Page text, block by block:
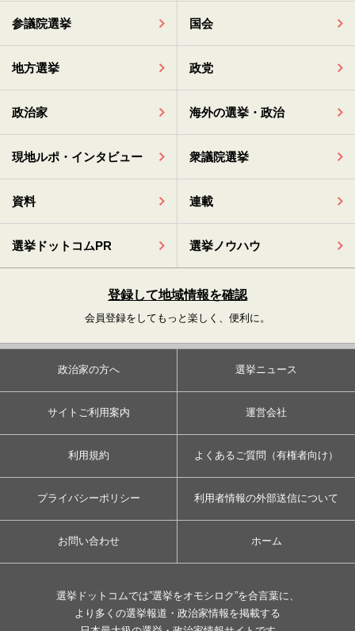
参議院選挙 国会
地方選挙 政党
政治家 海外の選挙・政治
現地ルポ・インタビュー 衆議院選挙
資料 連載
選挙ドットコムPR 選挙ノウハウ
登録して地域情報を確認
会員登録をしてもっと楽しく、便利に。
政治家の方へ 選挙ニュース
サイトご利用案内 運営会社
利用規約 よくあるご質問（有権者向け）
プライバシーポリシー 利用者情報の外部送信について
お問い合わせ ホーム
選挙ドットコムでは”選挙をオモシロク”を合言葉に、
より多くの選挙報道・政治家情報を掲載する